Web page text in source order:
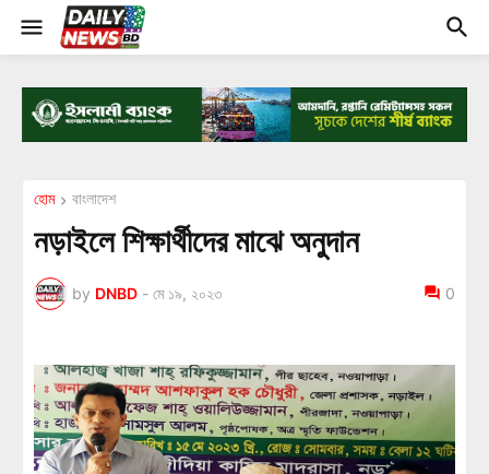
হোম বাংলাদেশ
নড়াইলে শিক্ষার্থীদের মাঝে অনুদান
by DNBD - মে ১৯, ২০২৩ 0